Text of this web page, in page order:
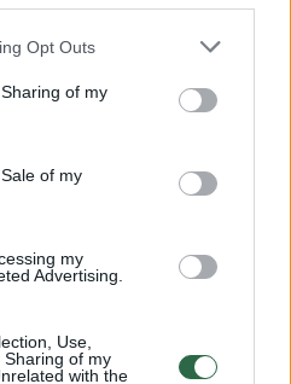
Opt Outs
of my
of my
my
Advertising.
Use,
of my
with the
00:00:57
karštas: temperatūra kils iki
00:15:54
bandymu įsitvirtinti